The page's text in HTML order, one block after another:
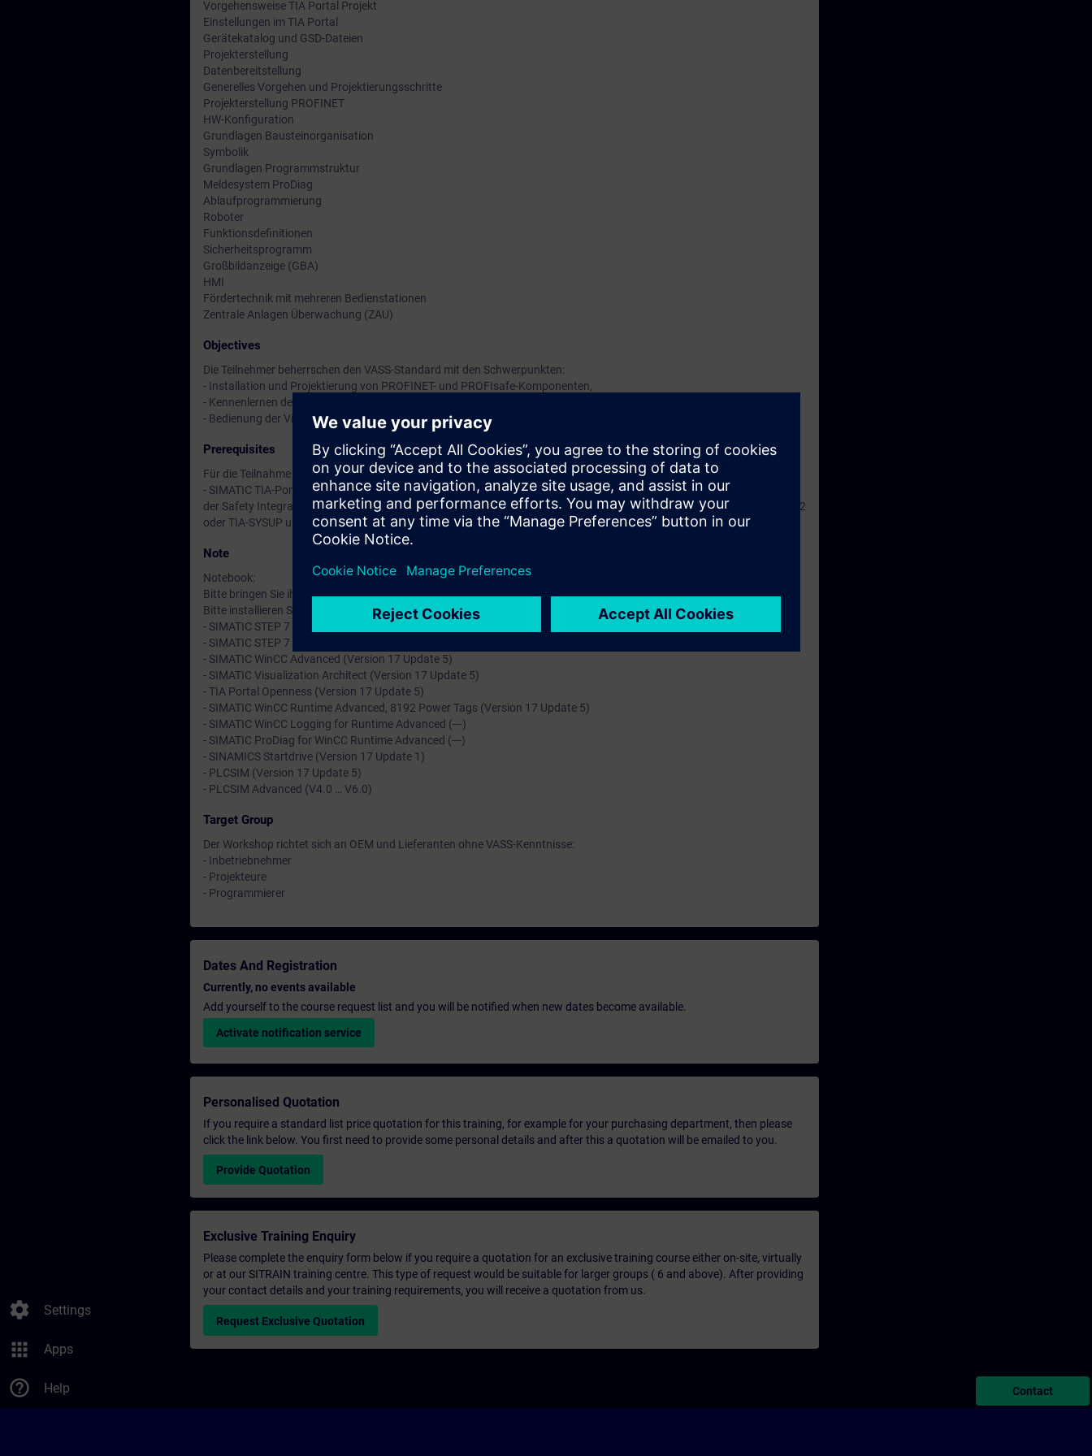
settings Settings
apps Apps
help_outline Help
Vorgehensweise TIA Portal Projekt
Einstellungen im TIA Portal
Gerätekatalog und GSD-Dateien
Projekterstellung
Datenbereitstellung
Generelles Vorgehen und Projektierungsschritte
Projekterstellung PROFINET
HW-Konfiguration
Grundlagen Bausteinorganisation
Symbolik
Grundlagen Programmstruktur
Meldesystem ProDiag
Ablaufprogrammierung
Roboter
Funktionsdefinitionen
Sicherheitsprogramm
Großbildanzeige (GBA)
HMI
Fördertechnik mit mehreren Bedienstationen
Zentrale Anlagen Überwachung (ZAU)
Objectives
Die Teilnehmer beherrschen den VASS-Standard mit den Schwerpunkten:
- Installation und Projektierung von PROFINET- und PROFIsafe-Komponenten,
- Kennenlernen der SPS-Programmstruktur zur Anlagensteuerung,
- Bedienung der Visualisierung und kennen des Meldesystems.
Prerequisites
Für die Teilnahme am VASS V6 Workshop sind folgende Voraussetzung zwingend erforderlich:
- SIMATIC TIA-Portal S7-1500 – Kenntnisse im Umgang und Programmieren der S7-1500 CPU, sowie Programmieren in
der Safety Integrated Umgebung. Die erforderlichen Kenntnisse entsprechen den Inhalten der Kurse TIA-PRO1, TIA-PRO2
oder TIA-SYSUP und TIA-SAFETY.
Note
Notebook:
Bitte bringen Sie ihr eigenes Notebook zum Workshop mit. Die Installation der Laufwerke C und D wird vorausgesetzt.
Bitte installieren Sie vor dem Workshop die folgenden Programme (Version)
- SIMATIC STEP 7 Professional (Version 17 Update 5)
- SIMATIC STEP 7 Safety Advanced (Version 17)
- SIMATIC WinCC Advanced (Version 17 Update 5)
- SIMATIC Visualization Architect (Version 17 Update 5)
- TIA Portal Openness (Version 17 Update 5)
- SIMATIC WinCC Runtime Advanced, 8192 Power Tags (Version 17 Update 5)
- SIMATIC WinCC Logging for Runtime Advanced (---)
- SIMATIC ProDiag for WinCC Runtime Advanced (---)
- SINAMICS Startdrive (Version 17 Update 1)
- PLCSIM (Version 17 Update 5)
- PLCSIM Advanced (V4.0 … V6.0)
Target Group
Der Workshop richtet sich an OEM und Lieferanten ohne VASS-Kenntnisse:
- Inbetriebnehmer
- Projekteure
- Programmierer
Dates And Registration
Currently, no events available
Add yourself to the course request list and you will be notified when new dates become available.
Activate notification service
Personalised Quotation
If you require a standard list price quotation for this training, for example for your purchasing department, then please
click the link below. You first need to provide some personal details and after this a quotation will be emailed to you.
Provide Quotation
Exclusive Training Enquiry
Please complete the enquiry form below if you require a quotation for an exclusive training course either on-site, virtually
or at our SITRAIN training centre. This type of request would be suitable for larger groups ( 6 and above). After providing
your contact details and your training requirements, you will receive a quotation from us.
Request Exclusive Quotation
Contact